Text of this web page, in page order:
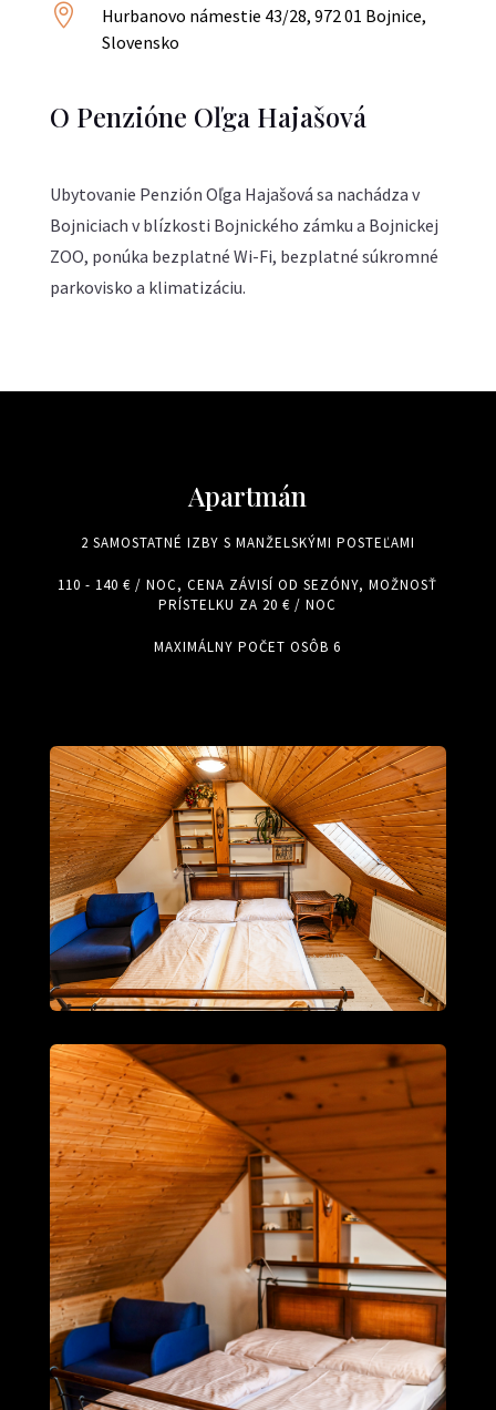

Hurbanovo námestie 43/28, 972 01 Bojnice,
Slovensko
O Penzióne Oľga Hajašová
Ubytovanie Penzión Oľga Hajašová sa nachádza v
Bojniciach v blízkosti Bojnického zámku a Bojnickej
ZOO, ponúka bezplatné Wi-Fi, bezplatné súkromné
parkovisko a klimatizáciu.
Apartmán
2 SAMOSTATNÉ IZBY S MANŽELSKÝMI POSTEĽAMI
110 - 140 € / NOC, CENA ZÁVISÍ OD SEZÓNY, MOŽNOSŤ
PRÍSTELKU ZA 20 € / NOC
MAXIMÁLNY POČET OSÔB 6